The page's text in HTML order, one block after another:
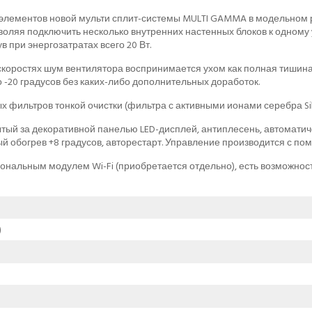
новой мульти сплит-системы MULTI GAMMA в модельном
подключить несколько внутренних настенных блоков к
энергозатратах всего 20 Вт.
шум вентилятора воспринимается ухом как полная
градусов без каких-либо дополнительных доработок.
тонкой очистки (фильтра с активными ионами серебра
за декоративной панелью LED-дисплей, антиплесень,
+8 градусов, авторестарт. Управление производится с
модулем Wi-Fi (приобретается отдельно), есть